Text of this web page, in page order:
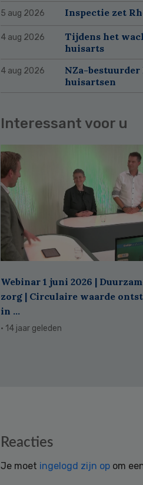
5 aug 2026 Inspectie zet
4 aug 2026
Tijdens het
huisarts
4 aug 2026
NZa-bestuurder
huisartsen
Interessant voor u
Webinar 1 juni 2026 |
zorg | Circulaire waarde
in ...
· 14 jaar geleden
Reacties
Je moet ingelogd zijn op om